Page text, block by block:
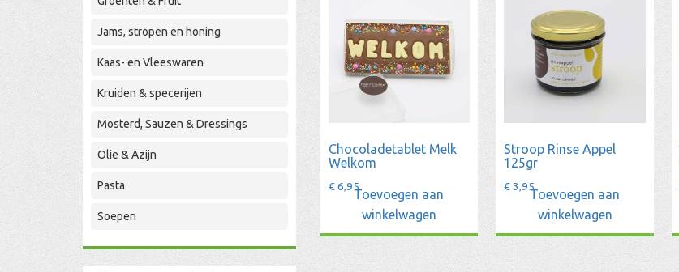
Jams, stropen en honing
Kaas- en Vleeswaren
Kruiden & specerijen
Mosterd, Sauzen & Dressings
Olie & Azijn
Pasta
Soepen
Chocoladetablet Melk
Welkom
€6,95
Toevoegen aan
winkelwagen
Stroop Rinse Appel
125gr
€3,95
Toevoegen aan
winkelwagen